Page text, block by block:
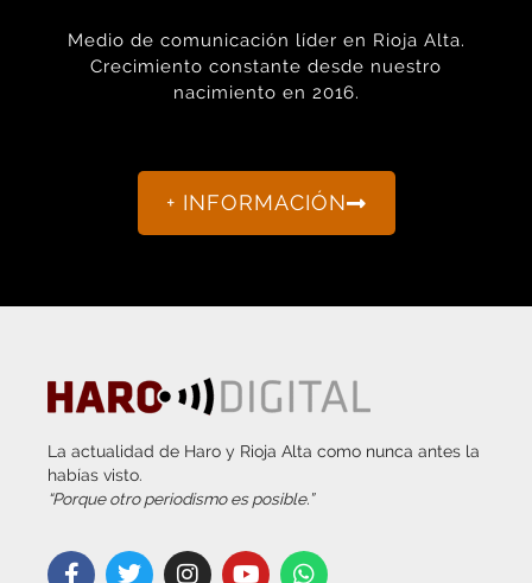
Medio de comunicación líder en Rioja Alta.
Crecimiento constante desde nuestro
nacimiento en 2016.
+ INFORMACIÓN
La actualidad de Haro y Rioja Alta como nunca antes la
habías visto.
“Porque otro periodismo es posible.”